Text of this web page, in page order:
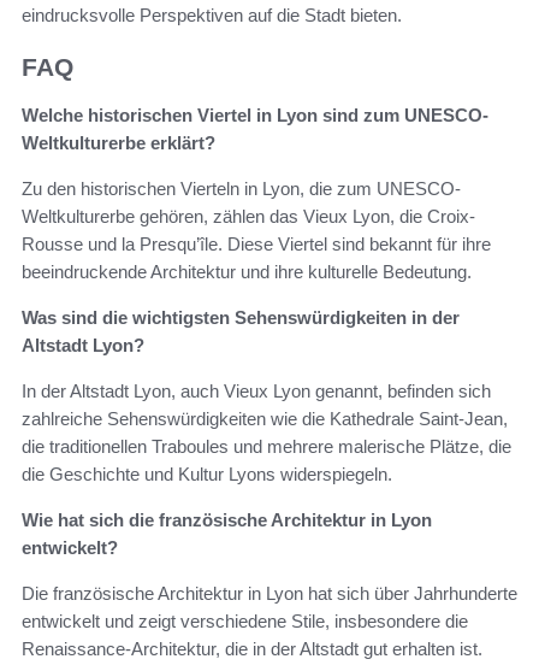
eindrucksvolle Perspektiven auf die Stadt bieten.
FAQ
Welche historischen Viertel in Lyon sind zum UNESCO-
Weltkulturerbe erklärt?
Zu den historischen Vierteln in Lyon, die zum UNESCO-
Weltkulturerbe gehören, zählen das Vieux Lyon, die Croix-
Rousse und la Presqu’île. Diese Viertel sind bekannt für ihre
beeindruckende Architektur und ihre kulturelle Bedeutung.
Was sind die wichtigsten Sehenswürdigkeiten in der
Altstadt Lyon?
In der Altstadt Lyon, auch Vieux Lyon genannt, befinden sich
zahlreiche Sehenswürdigkeiten wie die Kathedrale Saint-Jean,
die traditionellen Traboules und mehrere malerische Plätze, die
die Geschichte und Kultur Lyons widerspiegeln.
Wie hat sich die französische Architektur in Lyon
entwickelt?
Die französische Architektur in Lyon hat sich über Jahrhunderte
entwickelt und zeigt verschiedene Stile, insbesondere die
Renaissance-Architektur, die in der Altstadt gut erhalten ist.